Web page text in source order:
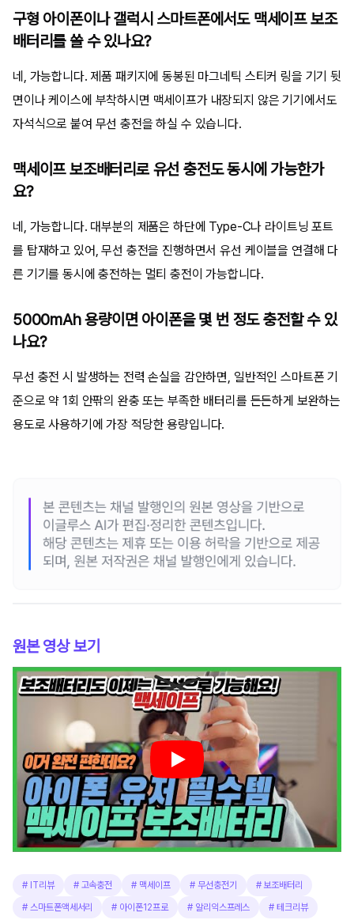
구형 아이폰이나 갤럭시 스마트폰에서도 맥세이프 보조
배터리를 쓸 수 있나요?
네, 가능합니다. 제품 패키지에 동봉된 마그네틱 스티커 링을 기기 뒷
면이나 케이스에 부착하시면 맥세이프가 내장되지 않은 기기에서도
자석식으로 붙여 무선 충전을 하실 수 있습니다.
맥세이프 보조배터리로 유선 충전도 동시에 가능한가
요?
네, 가능합니다. 대부분의 제품은 하단에 Type-C나 라이트닝 포트
를 탑재하고 있어, 무선 충전을 진행하면서 유선 케이블을 연결해 다
른 기기를 동시에 충전하는 멀티 충전이 가능합니다.
5000mAh 용량이면 아이폰을 몇 번 정도 충전할 수 있
나요?
무선 충전 시 발생하는 전력 손실을 감안하면, 일반적인 스마트폰 기
준으로 약 1회 안팎의 완충 또는 부족한 배터리를 든든하게 보완하는
용도로 사용하기에 가장 적당한 용량입니다.
원본 영상 보기
# IT리뷰 # 고속충전 # 맥세이프 # 무선충전기 # 보조배터리
# 스마트폰액세서리 # 아이폰12프로 # 알리익스프레스 #테크리뷰